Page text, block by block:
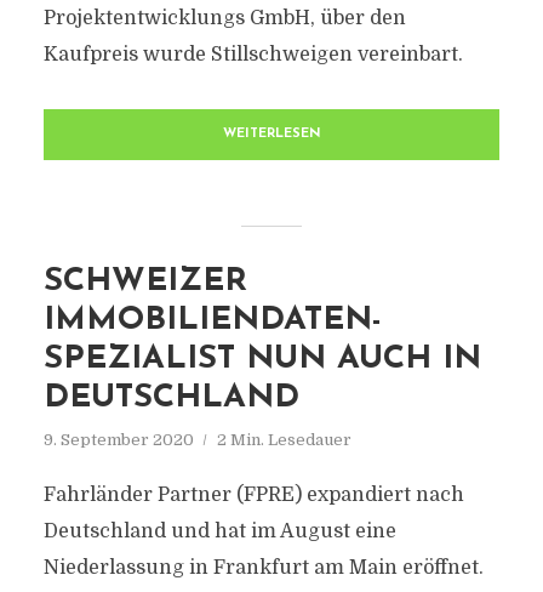
Projektentwicklungs GmbH, über den
Kaufpreis wurde Stillschweigen vereinbart.
WEITERLESEN
SCHWEIZER
IMMOBILIENDATEN-
SPEZIALIST NUN AUCH IN
DEUTSCHLAND
9. September 2020 2 Min. Lesedauer
Fahrländer Partner (FPRE) expandiert nach
Deutschland und hat im August eine
Niederlassung in Frankfurt am Main eröffnet.